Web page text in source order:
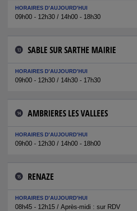
HORAIRES D'AUJOURD'HUI
09h00 - 12h30 / 14h00 - 18h30
13 SABLE SUR SARTHE MAIRIE
HORAIRES D'AUJOURD'HUI
09h00 - 12h30 / 14h30 - 17h30
14 AMBRIERES LES VALLEES
HORAIRES D'AUJOURD'HUI
09h00 - 12h30 / 14h00 - 18h00
15 RENAZE
HORAIRES D'AUJOURD'HUI
08h45 - 12h15 / Après-midi : sur RDV